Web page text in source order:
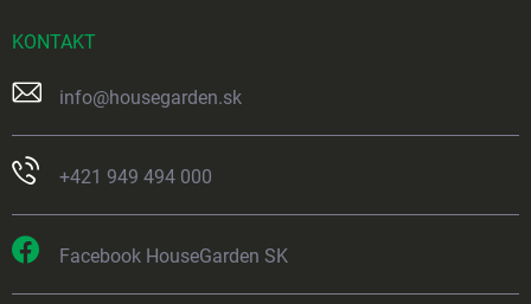
KONTAKT
info@housegarden.sk
+421 949 494 000
Facebook HouseGarden SK